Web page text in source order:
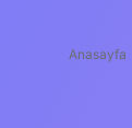
Anasayfa